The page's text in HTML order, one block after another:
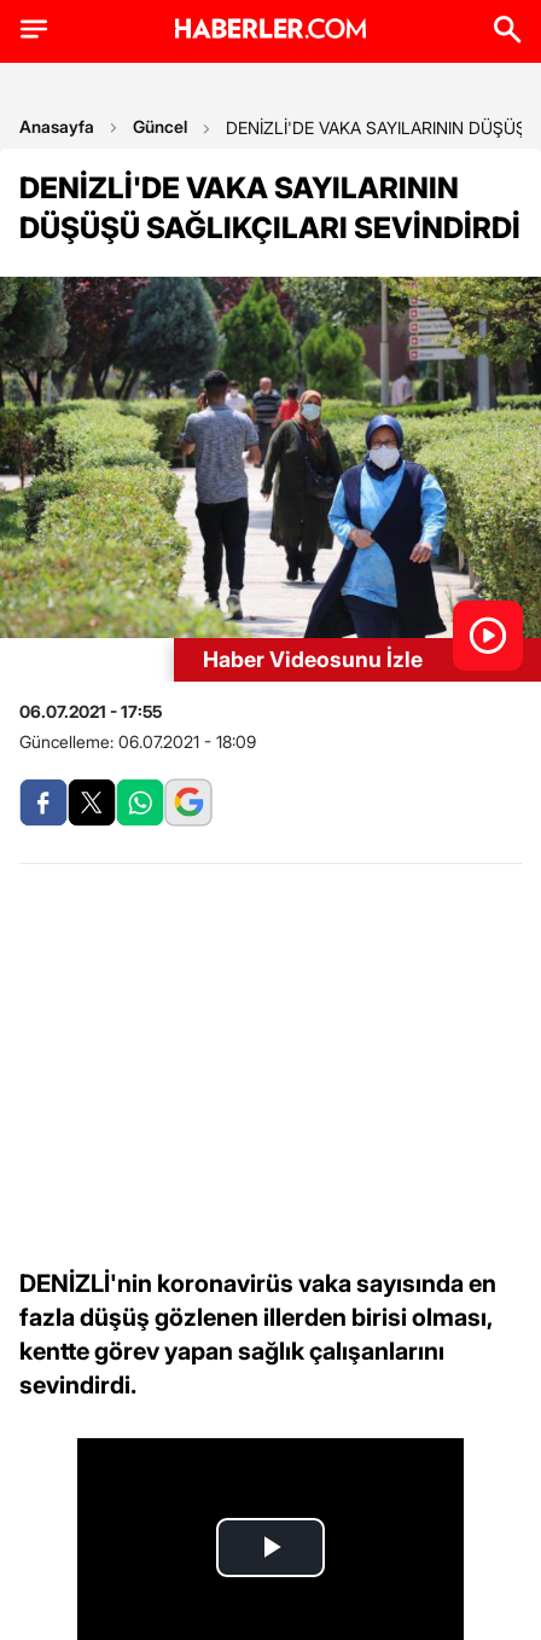
Anasayfa Güncel DENİZLİ'DE VAKA SAYILARININ
DENİZLİ'DE VAKA SAYILARININ
DÜŞÜŞÜ SAĞLIKÇILARI SEVİNDİRDİ
Haber Videosunu İzle
06.07.2021 - 17:55
Güncelleme: 06.07.2021 - 18:09
DENİZLİ'nin koronavirüs vaka sayısında en
fazla düşüş gözlenen illerden birisi olması,
kentte görev yapan sağlık çalışanlarını
sevindirdi.